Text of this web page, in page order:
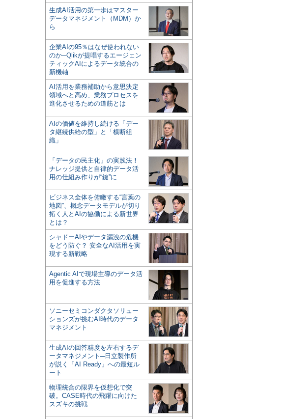
生成AI活用の第一歩はマスター
データマネジメント（MDM）か
ら
企業AIの95％はなぜ使われない
のか─Qlikが提唱するエージェン
ティックAIによるデータ統合の
新機軸
AI活用を業務補助から意思決定
領域へと高め、業務プロセスを
進化させるための道筋とは
AIの価値を維持し続ける「デー
タ継続供給の型」と「横断組
織」
「データの民主化」の実践法！
ナレッジ提供と自律的データ活
用の仕組み作りが“鍵”に
ビジネス全体を俯瞰する“言葉の
地図”、概念データモデルが切り
拓く人とAIの協働による新世界
とは？
シャドーAIやデータ漏洩の危機
をどう防ぐ？ 安全なAI活用を実
現する新戦略
Agentic AIで現場主導のデータ活
用を促進する方法
ソニーセミコンダクタソリュー
ションズが挑むAI時代のデータ
マネジメント
生成AIの回答精度を左右するデ
ータマネジメント─日立製作所
が説く「AI Ready」への最短ル
ート
物理統合の限界を仮想化で突
破。CASE時代の飛躍に向けた
スズキの挑戦